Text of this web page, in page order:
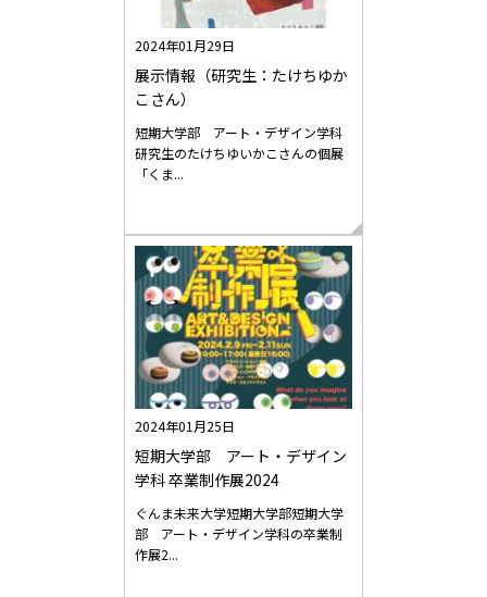
2024年01月29日
展示情報（研究生：たけちゆか
こさん）
短期大学部 アート・デザイン学科
研究生のたけちゆいかこさんの個展
「くま...
2024年01月25日
短期大学部 アート・デザイン
学科 卒業制作展2024
ぐんま未来大学短期大学部短期大学
部 アート・デザイン学科の卒業制
作展2...